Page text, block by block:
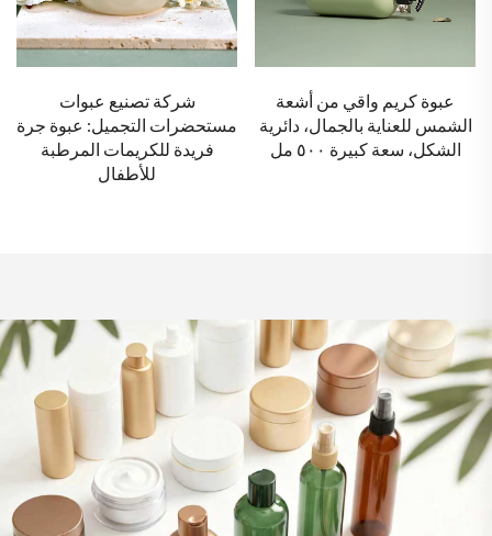
شركة تصنيع عبوات
مستحضرات التجميل: عبوة جرة
فريدة للكريمات المرطبة
مورد زجاجات مستحضرات
التجميل: علبة بيضاء لبلسم
الشفاه مصنوعة من مادة البولي